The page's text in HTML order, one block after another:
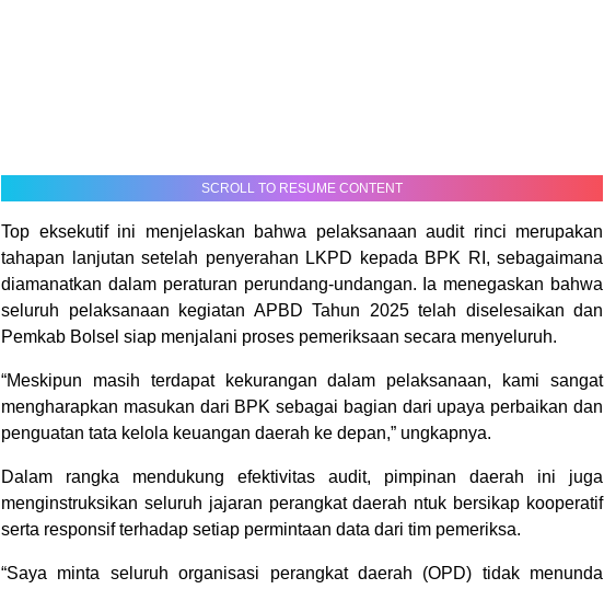
SCROLL TO RESUME CONTENT
Top eksekutif ini menjelaskan bahwa pelaksanaan audit rinci merupakan
tahapan lanjutan setelah penyerahan LKPD kepada BPK RI, sebagaimana
diamanatkan dalam peraturan perundang-undangan. Ia menegaskan bahwa
seluruh pelaksanaan kegiatan APBD Tahun 2025 telah diselesaikan dan
Pemkab Bolsel siap menjalani proses pemeriksaan secara menyeluruh.
“Meskipun masih terdapat kekurangan dalam pelaksanaan, kami sangat
mengharapkan masukan dari BPK sebagai bagian dari upaya perbaikan dan
penguatan tata kelola keuangan daerah ke depan,” ungkapnya.
Dalam rangka mendukung efektivitas audit, pimpinan daerah ini juga
menginstruksikan seluruh jajaran perangkat daerah ntuk bersikap kooperatif
serta responsif terhadap setiap permintaan data dari tim pemeriksa.
“Saya minta seluruh organisasi perangkat daerah (OPD) tidak menunda